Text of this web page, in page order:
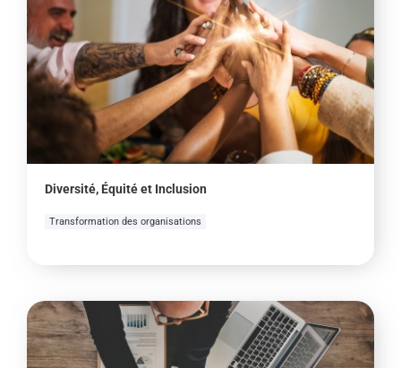
Diversité, Équité et Inclusion
Transformation des organisations